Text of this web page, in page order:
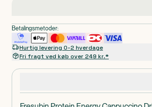
Betalingsmetoder:
Hurtig levering 0-2 hverdage
Fri fragt ved køb over 249 kr.*